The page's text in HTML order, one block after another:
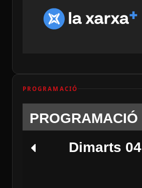
PROGRAMACIÓ
PROGRAMACIÓ
Dimarts 04